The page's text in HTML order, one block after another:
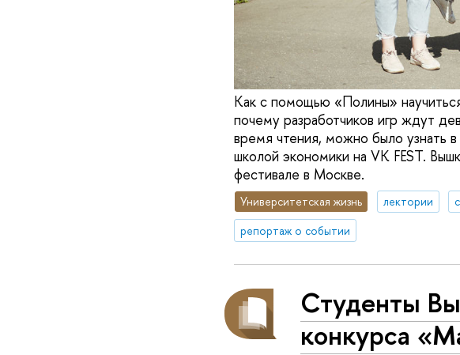
Как с помощью «Полины»
почему разработчиков игр ждут
время чтения, можно было узнать
школой экономики на VK FEST.
фестивале в Москве.
Университетская жизнь лектории
репортаж о событии
Студенты
конкурса